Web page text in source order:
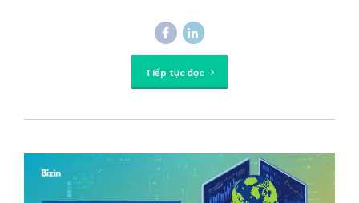
Tiếp tục đọc